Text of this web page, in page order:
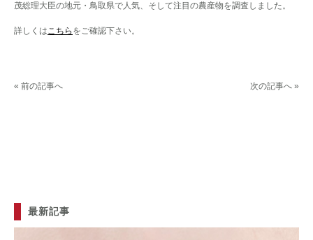
茂総理大臣の地元・鳥取県で人気、そして注目の農産物を調査しました。
詳しくはこちら をご確認下さい。
次の記事へ »
« 前の記事へ
最新記事